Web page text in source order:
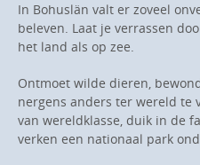
In Bohuslän valt er zoveel
beleven. Laat je verrassen
het land als op zee.
Ontmoet wilde dieren,
nergens anders ter wereld te
van wereldklasse, duik in de
verken een nationaal park